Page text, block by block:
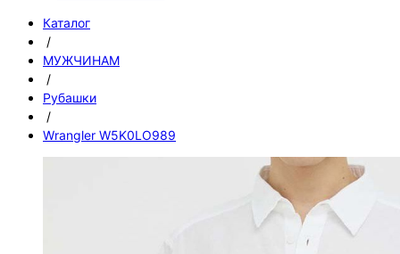
Каталог
/
МУЖЧИНАМ
/
Рубашки
/
Wrangler W5K0LO989